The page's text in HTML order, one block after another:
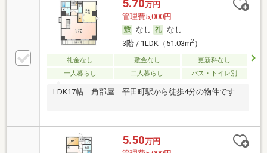
5.70万円
管理費5,000円
なし
なし
3階 / 1LDK（51.03m2）
礼金なし 敷金なし
更新料なし
一人暮らし
二人暮らし バス・トイレ別
LDK17帖 角部屋 平田町駅から徒歩4分の物件です
5.50万円